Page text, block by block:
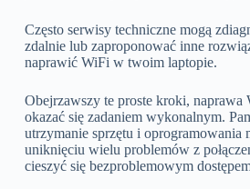
Często serwisy techniczne mogą
zdalnie lub zaproponować inne
naprawić WiFi w twoim laptopie.
Obejrzawszy te proste kroki, naprawa
okazać się zadaniem wykonalnym.
utrzymanie sprzętu i oprogramowania
uniknięciu wielu problemów z
cieszyć się bezproblemowym